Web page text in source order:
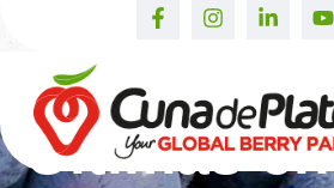
Últimas